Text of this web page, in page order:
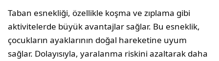
Taban esnekliği, özellikle koşma ve zıplama gibi
aktivitelerde büyük avantajlar sağlar. Bu esneklik,
çocukların ayaklarının doğal hareketine uyum
sağlar. Dolayısıyla, yaralanma riskini azaltarak daha